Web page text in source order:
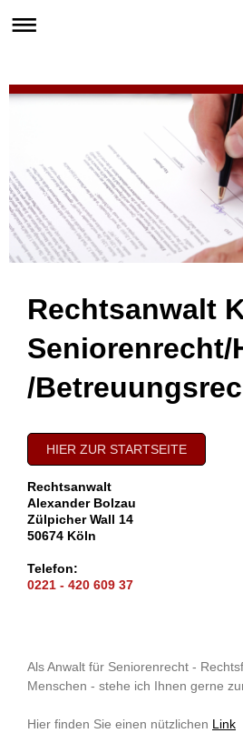
Rechtsanwalt
Seniorenrecht/
/
HIER ZUR STARTSEITE
Rechtsanwalt
Alexander Bolzau
Zülpicher Wall 14
50674 Köln
Telefon:
0221 - 420 609 37
Als Anwalt für Seniorenrecht -
Menschen - stehe ich Ihnen gerne
Hier finden Sie einen nützlichen Link